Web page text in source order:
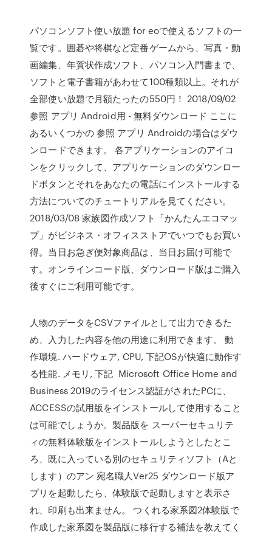
パソコンソフト使い放題 for eoで使えるソフトの一
覧です。囲碁や将棋など定番ゲームから、写真・動
画編集、年賀状作成ソフト、パソコン入門書まで、
ソフトと電子書籍があわせて100種類以上。それが
全部使い放題で月額たったの550円！ 2018/09/02
参照 アプリ Android用 - 無料ダウンロード ここに
あるいくつかの 参照 アプリ Androidの場合はダウ
ンロードできます。 各アプリケーションのアイコ
ンをクリックして、アプリケーションのダウンロー
ドボタンとそれをあなたの電話にインストールする
方法についてのチュートリアルを見てください。
2018/03/08 家族図作成ソフト「かんたんエコマッ
プ」がビジネス・オフィスストアでいつでもお買い
得。当日お急ぎ便対象商品は、当日お届け可能で
す。オンラインコード版、ダウンロード版はご購入
後すぐにご利用可能です。
人物のデータをCSVファイルとして出力できるた
め、入力した内容を他の用途に利用できます。 動
作環境. ハードウェア, CPU, 下記OSが快適に動作す
る性能. メモリ, 下記 Microsoft Office Home and
Business 2019のライセンス認証がされたPCに、
ACCESSの試用版をインストールして使用すること
は可能でしょうか。製品版を スーパーセキュリテ
ィの無料体験版をインストールしようとしたとこ
ろ、既に入っている別のセキュリティソフト（Aと
します）のアン 宛名職人Ver25 ダウンロード版ア
プリを起動したら、体験版で起動しますと表示さ
れ、印刷も出来ません。 つくれる家系図2体験版で
作成した家系図を製品版に移行する補法を教えてく